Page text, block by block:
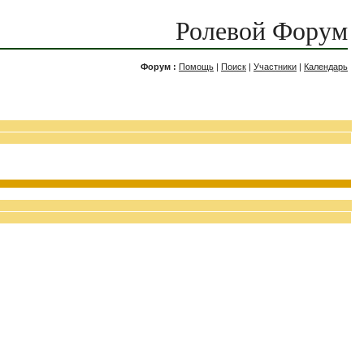
Ролевой Форум
Форум : Помощь | Поиск | Участники | Календарь